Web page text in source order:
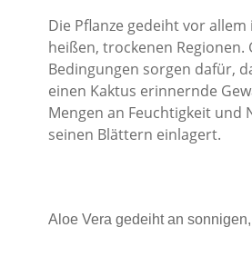
Die Pflanze gedeiht vor
heißen, trockenen Regionen.
Bedingungen sorgen dafür,
einen Kaktus erinnernde
Mengen an Feuchtigkeit und
seinen Blättern einlagert.
Aloe Vera gedeiht an